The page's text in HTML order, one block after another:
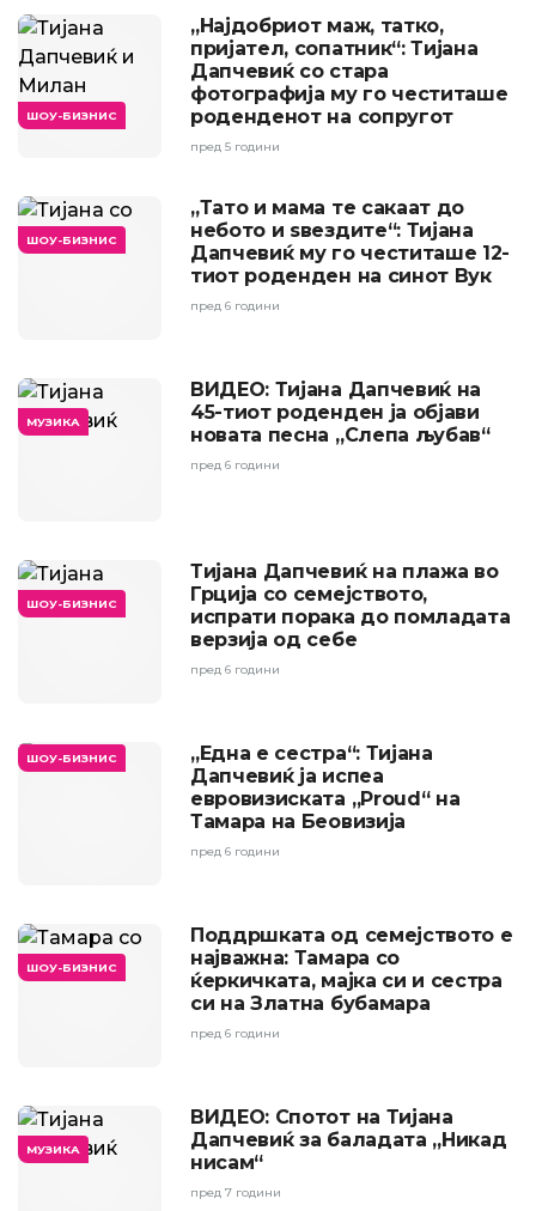
ШОУ-БИЗНИС
„Најдобриот маж, татко,
пријател, сопатник“: Тијана
Дапчевиќ со стара
фотографија му го честиташе
роденденот на сопругот
пред 5 години
ШОУ-БИЗНИС
„Тато и мама те сакаат до
небото и ѕвездите“: Тијана
Дапчевиќ му го честиташе 12-
тиот роденден на синот Вук
пред 6 години
МУЗИКА
ВИДЕО: Тијана Дапчевиќ на
45-тиот роденден ја објави
новата песна „Слепа љубав“
пред 6 години
ШОУ-БИЗНИС
Тијана Дапчевиќ на плажа во
Грција со семејството,
испрати порака до помладата
верзија од себе
пред 6 години
ШОУ-БИЗНИС
„Една е сестра“: Тијана
Дапчевиќ ја испеа
евровизиската „Proud“ на
Тамара на Беовизија
пред 6 години
ШОУ-БИЗНИС
Поддршката од семејството е
најважна: Тамара со
ќеркичката, мајка си и сестра
си на Златна бубамара
пред 6 години
МУЗИКА
ВИДЕО: Спотот на Тијана
Дапчевиќ за баладата „Никад
нисам“
пред 7 години